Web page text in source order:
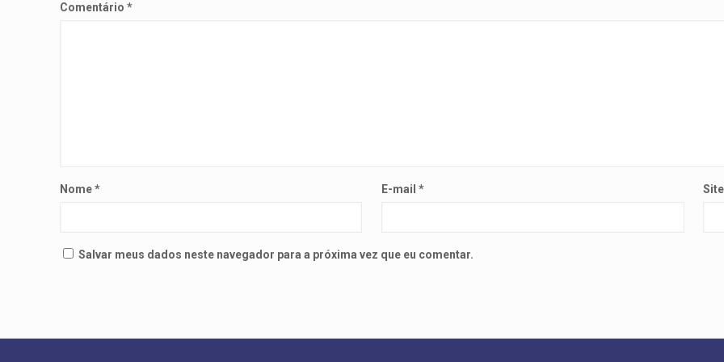
Comentário*
Nome* E-mail* Site
Salvar meus dados neste navegador para a próxima vez que eu comentar.